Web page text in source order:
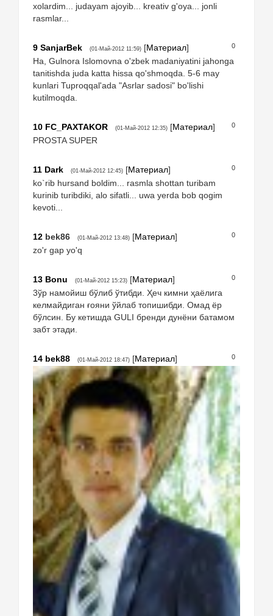
xolardim... judayam ajoyib... kreativ g'oya... jonli
rasmlar...
0
9 SanjarBek (01-Май-2012 11:59) [Материал]
Ha, Gulnora Islomovna o'zbek madaniyatini jahonga
tanitishda juda katta hissa qo'shmoqda. 5-6 may
kunlari Tuproqqal'ada "Asrlar sadosi" bo'lishi
kutilmoqda.
0
10 FC_PAXTAKOR (01-Май-2012 12:35) [Материал]
PROSTA SUPER
0
11 Dark (01-Май-2012 12:45) [Материал]
ko`rib hursand boldim... rasmla shottan turibam
kurinib turibdiki, alo sifatli... uwa yerda bob qogim
kevoti...
0
12 bek86 (01-Май-2012 13:48) [Материал]
zo'r gap yo'q
0
13 Bоnu (01-Май-2012 15:23) [Материал]
3ўр намойиш бўлиб ўтибди. Ҳеч кимни ҳаёлига
келмайдиган ғояни ўйлаб топишибди. Омад ёр
бўлсин. Бу кетишда GULI бренди дунёни батамом
забт этади.
0
14 bek88 (01-Май-2012 18:47) [Материал]